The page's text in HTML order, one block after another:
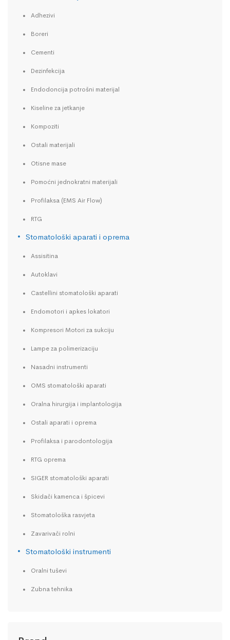
Adhezivi
Boreri
Cementi
Dezinfekcija
Endodoncija potrošni materijal
Kiseline za jetkanje
Kompoziti
Ostali materijali
Otisne mase
Pomoćni jednokratni materijali
Profilaksa (EMS Air Flow)
RTG
Stomatološki aparati i oprema
Assisitina
Autoklavi
Castellini stomatološki aparati
Endomotori i apkes lokatori
Kompresori Motori za sukciju
Lampe za polimerizaciju
Nasadni instrumenti
OMS stomatološki aparati
Oralna hirurgija i implantologija
Ostali aparati i oprema
Profilaksa i parodontologija
RTG oprema
SIGER stomatološki aparati
Skidači kamenca i špicevi
Stomatološka rasvjeta
Zavarivači rolni
Stomatološki instrumenti
Oralni tuševi
Zubna tehnika